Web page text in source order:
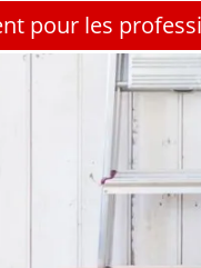
pour les